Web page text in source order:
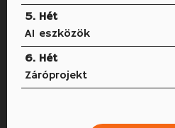
5. Hét
AI eszközök
6. Hét
Záróprojekt